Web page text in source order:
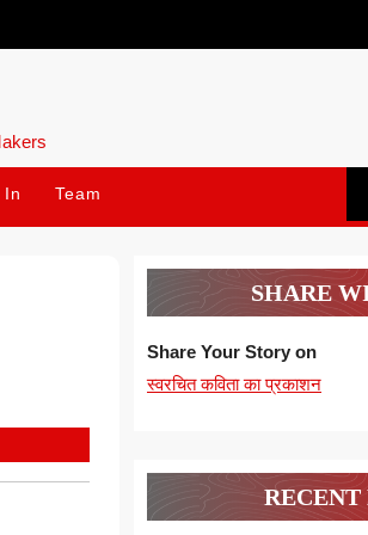
In Team
SHARE
Share Your Story on
स्वरचित कविता का प्रकाशन
RECENT